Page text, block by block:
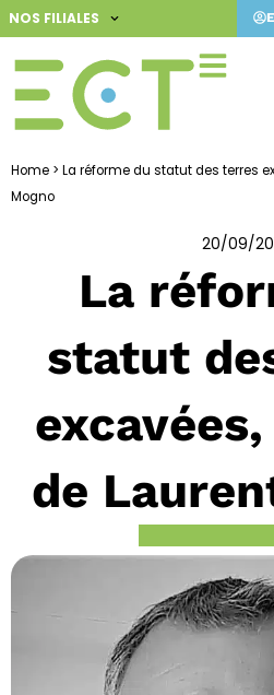
Aller
au
contenu
NOS FILIALES
Home > La réforme du statut des terres
Mogno
20/09/
La
statut
de